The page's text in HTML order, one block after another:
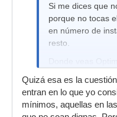
Si me dices que
porque no tocas
en número de
resto.
Donde veas
este tipo con
veces con trafo
Quizá esa es la
entran en lo que yo
mínimos, aquellas en